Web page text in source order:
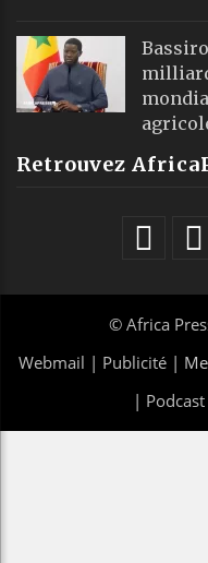
Retrouvez
© Africa
Webmail | Publicité |
| Podcast